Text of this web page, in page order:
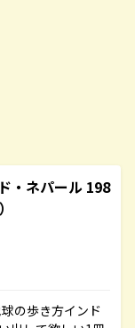
・ネパール 198
の歩き方インド